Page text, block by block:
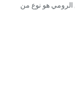
الرومي هو نوع من